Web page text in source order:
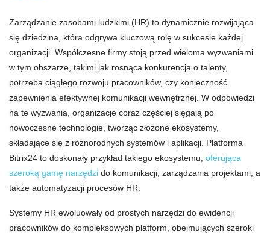
Zarządzanie zasobami ludzkimi (HR) to dynamicznie rozwijająca
się dziedzina, która odgrywa kluczową rolę w sukcesie każdej
organizacji. Współczesne firmy stoją przed wieloma wyzwaniami
w tym obszarze, takimi jak rosnąca konkurencja o talenty,
potrzeba ciągłego rozwoju pracowników, czy konieczność
zapewnienia efektywnej komunikacji wewnętrznej. W odpowiedzi
na te wyzwania, organizacje coraz częściej sięgają po
nowoczesne technologie, tworząc złożone ekosystemy,
składające się z różnorodnych systemów i aplikacji. Platforma
Bitrix24 to doskonały przykład takiego ekosystemu, oferująca
szeroką gamę narzędzi do komunikacji, zarządzania projektami, a
także automatyzacji procesów HR.
Systemy HR ewoluowały od prostych narzędzi do ewidencji
pracowników do kompleksowych platform, obejmujących szeroki